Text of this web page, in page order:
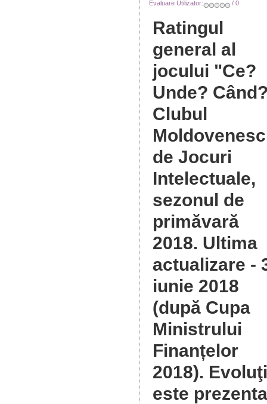
Evaluare Utilizator: / 0
Ratingul
general al
jocului "Ce?
Unde?
Clubul
Moldovenesc
de Jocuri
Intelectuale,
sezonul de
primăvară
2018. Ultima
actualizare -
iunie 2018
(după Cupa
Ministrului
Finanțelor
2018).
este